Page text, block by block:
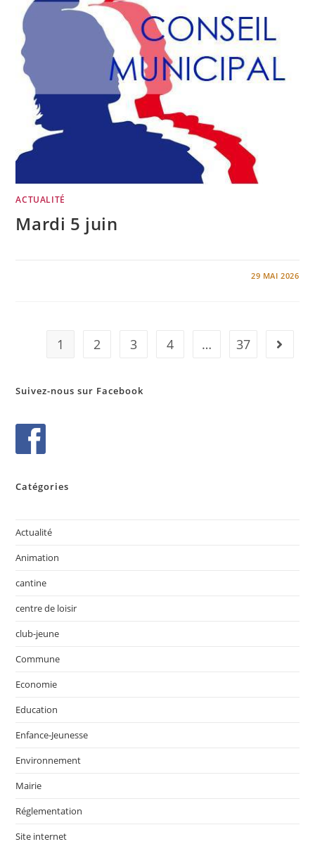
ACTUALITÉ
Mardi 5 juin
29 MAI 2026
1 2 3 4 … 37
Suivez-nous sur Facebook
Catégories
Actualité
Animation
cantine
centre de loisir
club-jeune
Commune
Economie
Education
Enfance-Jeunesse
Environnement
Mairie
Réglementation
Site internet